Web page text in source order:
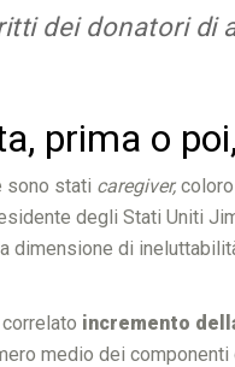
dei donatori di
prima o
sono stati caregiver,
degli Stati Uniti
dimensione di
incremento
medio dei